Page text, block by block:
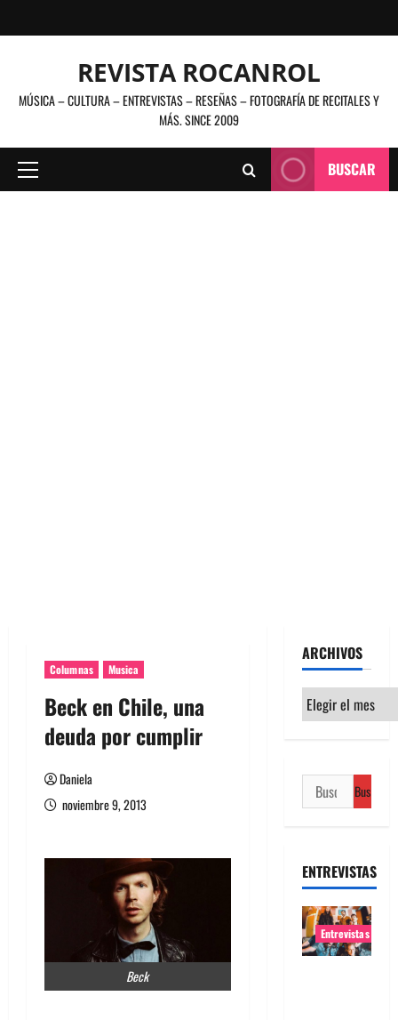
al
REVISTA ROCANROL
MÚSICA – CULTURA – ENTREVISTAS – RESEÑAS – FOTOGRAFÍA DE RECITALES Y
MÁS. SINCE 2009
Menú
BUSCAR
Columnas Musica
Beck en Chile, una
deuda por cumplir
Daniela
noviembre 9, 2013
Beck
ARCHIVOS
Archivos
Buscar:
ENTREVISTAS
Entrevistas